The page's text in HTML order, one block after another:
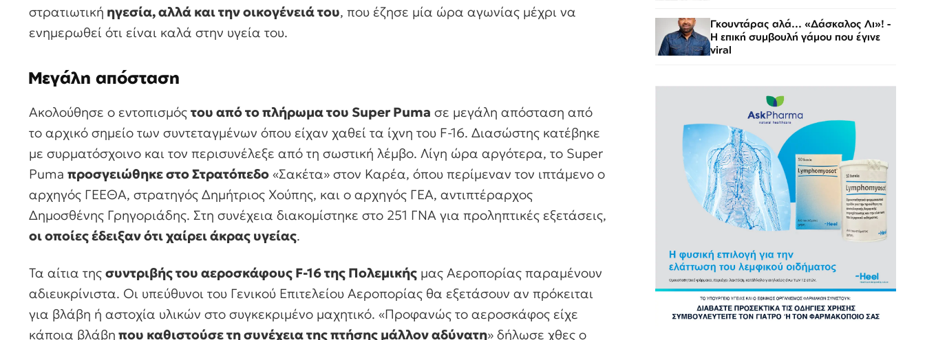
στρατιωτική ηγεσία, αλλά και την οικογένειά του, που έζησε μία ώρα αγωνίας μέχρι να
ενημερωθεί ότι είναι καλά στην υγεία του.
Μεγάλη απόσταση
Ακολούθησε ο εντοπισμός του από το πλήρωμα του Super Puma σε μεγάλη απόσταση από
το αρχικό σημείο των συντεταγμένων όπου είχαν χαθεί τα ίχνη του F-16. Διασώστης κατέβηκε
με συρματόσχοινο και τον περισυνέλεξε από τη σωστική λέμβο. Λίγη ώρα αργότερα, το Super
Puma προσγειώθηκε στο Στρατόπεδο «Σακέτα» στον Καρέα, όπου περίμεναν τον ιπτάμενο ο
αρχηγός ΓΕΕΘΑ, στρατηγός Δημήτριος Χούπης, και ο αρχηγός ΓΕΑ, αντιπτέραρχος
Δημοσθένης Γρηγοριάδης. Στη συνέχεια διακομίστηκε στο 251 ΓΝΑ για προληπτικές εξετάσεις,
οι οποίες έδειξαν ότι χαίρει άκρας υγείας.
Τα αίτια της συντριβής του αεροσκάφους F-16 της Πολεμικής μας Αεροπορίας παραμένουν
αδιευκρίνιστα. Οι υπεύθυνοι του Γενικού Επιτελείου Αεροπορίας θα εξετάσουν αν πρόκειται
για βλάβη ή αστοχία υλικών στο συγκεκριμένο μαχητικό. «Προφανώς το αεροσκάφος είχε
κάποια βλάβη που καθιστούσε τη συνέχεια της πτήσης μάλλον αδύνατη» δήλωσε χθες ο
Γκουντάρας αλά... «Δάσκαλος Λι»! -
Η επική συμβουλή γάμου που έγινε
viral